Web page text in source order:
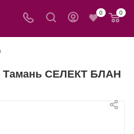
0 0
Тамань СЕЛЕКТ БЛАН